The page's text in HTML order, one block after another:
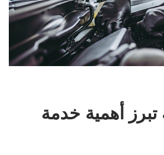
أهمية خدمة